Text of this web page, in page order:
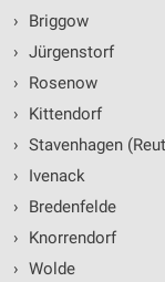
›
Briggow
› Jürgenstorf
›
Rosenow
›
Kittendorf
› Stavenhagen
›
Ivenack
›
Bredenfelde
›
Knorrendorf
› Wolde